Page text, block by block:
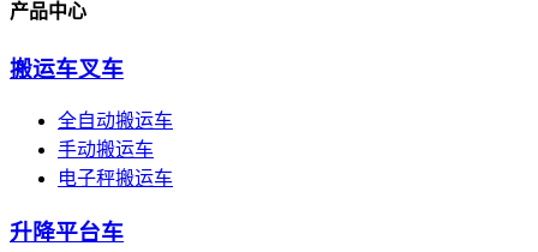
产品中心
搬运车叉车
全自动搬运车
手动搬运车
电子秤搬运车
升降平台车